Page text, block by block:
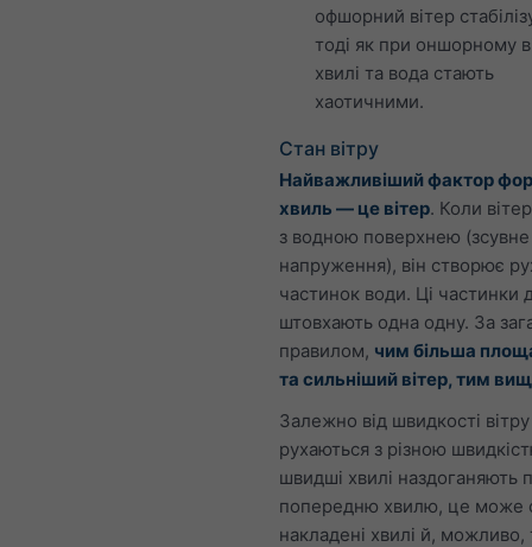
офшорний вітер
тоді як при оншорному
хвилі та вода стають
хаотичними.
Стан вітру
Найважливіший фактор
хвиль — це вітер. Коли
з водною поверхнею (зсувне
напруження), він створює
частинок води. Ці частинки
штовхають одна одну. За
правилом, чим більша
та сильніший вітер, тим
Залежно від швидкості вітру
рухаються з різною
швидші хвилі наздоганяють
попередню хвилю, це може
накладені хвилі й, можливо,